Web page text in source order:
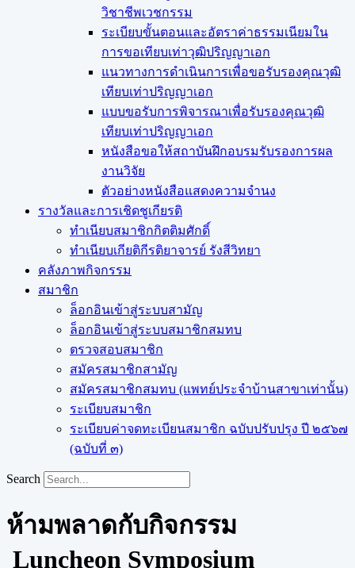
วิชาชีพเวชกรรม
ระเบียบขั้นตอนและอัตราค่าธรรมเนียมใน
การขอเทียบเท่าวุฒิปริญญาเอก
แนวทางการดำเนินการเพื่อขอรับรองคุณวุฒิ
เทียบเท่าปริญญาเอก
แบบขอรับการพิจารณาเพื่อรับรองคุณวุฒิ
เทียบเท่าปริญญาเอก
หนังสือขอให้สถาบันฝึกอบรมรับรองการผล
งานวิจัย
ตัวอย่างหนังสือแสดงความจำนง
รางวัลและการเชิดชูเกียรติ
ทำเนียบสมาชิกกิตติมศักดิ์
ทำเนียบเกียติกีรติยาจารย์ รังสีวิทยา
คลังภาพกิจกรรม
สมาชิก
ล็อกอินเข้าสู่ระบบสามัญ
ล็อกอินเข้าสู่ระบบสมาชิกสมทบ
ตรวจสอบสมาชิก
สมัครสมาชิกสามัญ
สมัครสมาชิกสมทบ (แพทย์ประจำบ้านสาขาเท่านั้น)
ระเบียบสมาชิก
ระเบียบค่าจดทะเบียนสมาชิก ฉบับปรับปรุง ปี ๒๕๖๗
(ฉบับที่ ๓)
Search
ห้ามพลาดกับกิจกรรม
Luncheon Symposium